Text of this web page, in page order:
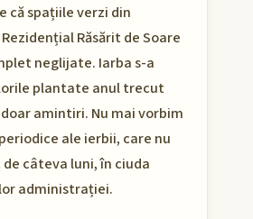
că spațiile verzi din
Răsărit de Soare
neglijate. Iarba s-a
plantate anul trecut
amintiri. Nu mai vorbim
ale ierbii, care nu
câteva luni, în ciuda
administrației.